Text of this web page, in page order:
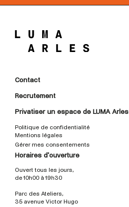
Contact
Recrutement
Privatiser un espace de LUMA Arles
Politique de confidentialité
Mentions légales
Gérer mes consentements
Horaires d'ouverture
Ouvert tous les jours,
de 10h00 à 19h30
Parc des Ateliers,
35 avenue Victor Hugo